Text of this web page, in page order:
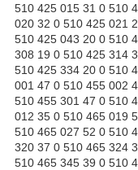
510 425 015 31 0 510
020 32 0 510 425 021
510 425 043 20 0 510
308 19 0 510 425 314
510 425 334 20 0 510
001 47 0 510 455 002
510 455 301 47 0 510
012 35 0 510 465 019
510 465 027 52 0 510
320 37 0 510 465 324
510 465 345 39 0 510